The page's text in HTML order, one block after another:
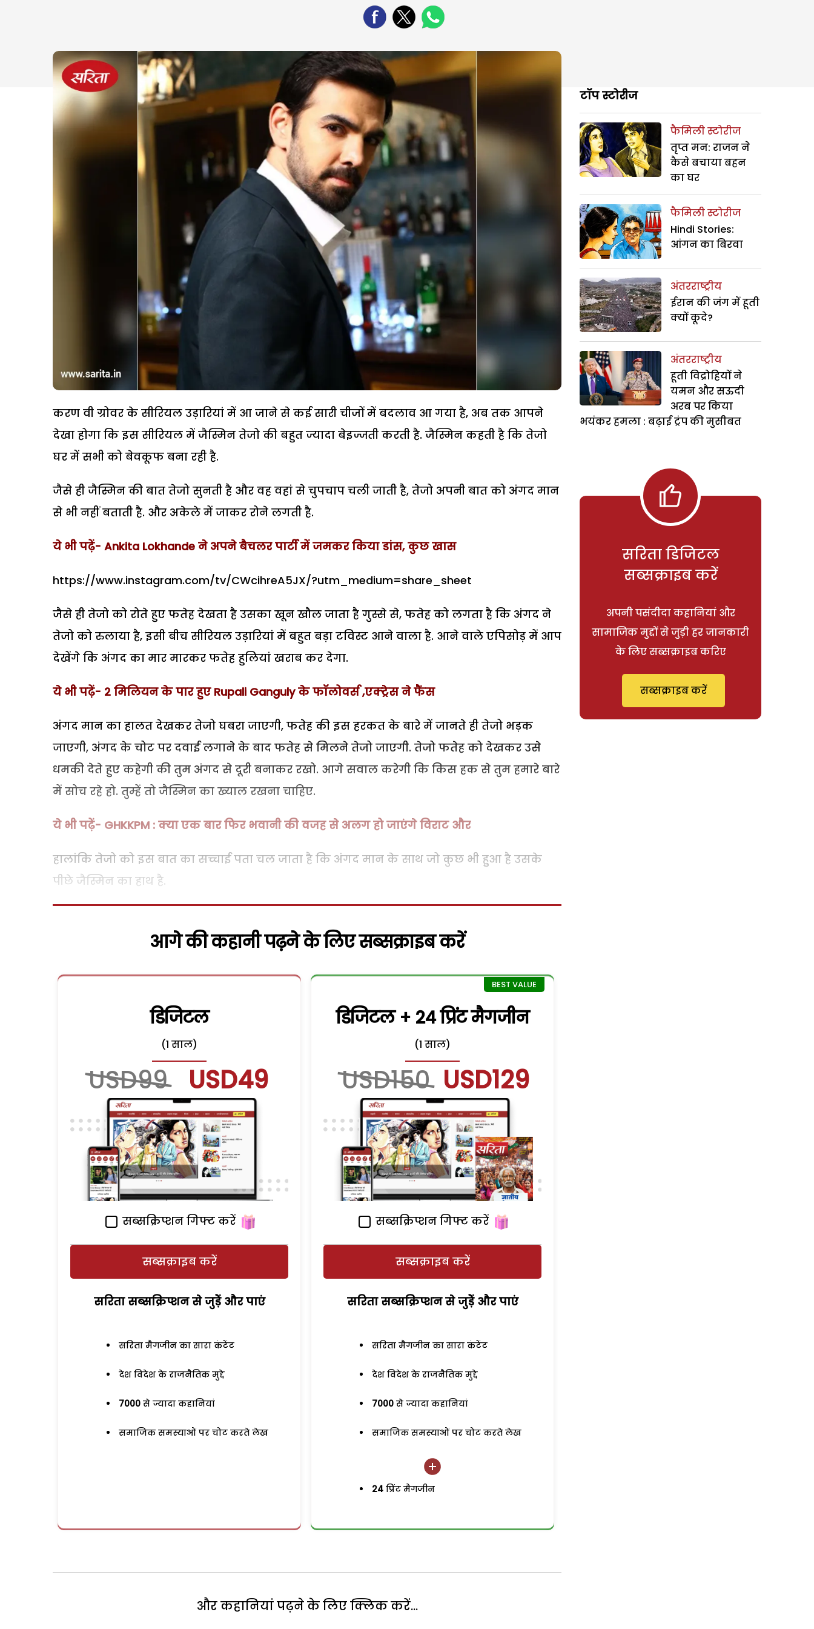
करण वी ग्रोवर के सीरियल उड़ारियां में आ जाने से कई सारी चीजों में बदलाव आ गया है, अब तक आपने
देखा होगा कि इस सीरियल में जैस्मिन तेजो की बहुत ज्यादा बेइज्जती करती है. जैस्मिन कहती है कि तेजो
घर में सभी को बेवकूफ बना रही है.
जैसे ही जैस्मिन की बात तेजो सुनती है और वह वहां से चुपचाप चली जाती है, तेजो अपनी बात को अंगद मान
से भी नहीं बताती है. और अकेले में जाकर रोने लगती है.
ये भी पढ़ें- Ankita Lokhande ने अपने बैचलर पार्टी में जमकर किया डांस, कुछ खास
https://www.instagram.com/tv/CWcihreA5JX/?utm_medium=share_sheet
जैसे ही तेजो को रोते हुए फतेह देखता है उसका खून खौल जाता है गुस्से से, फतेह को लगता है कि अंगद ने
तेजो को रुलाया है, इसी बीच सीरियल उड़ारियां में बहुत बड़ा टविस्ट आने वाला है. आने वाले एपिसोड़ में आप
देखेंगे कि अंगद का मार मारकर फतेह हुलियां खराब कर देगा.
ये भी पढ़ें- 2 मिलियन के पार हुए Rupali Ganguly के फॉलोवर्स ,एक्ट्रेस ने फैंस
अंगद मान का हालत देखकर तेजो घबरा जाएगी, फतेह की इस हरकत के बारे में जानते ही तेजो भड़क
जाएगी, अंगद के चोट पर दवाई लगाने के बाद फतेह से मिलने तेजो जाएगी. तेजो फतेह को देखकर उसे
धमकी देते हुए कहेगी की तुम अंगद से दूरी बनाकर रखो. आगे सवाल करेगी कि किस हक से तुम हमारे बारे
में सोच रहे हो. तुम्हें तो जैस्मिन का ख्याल रखना चाहिए.
ये भी पढ़ें- GHKKPM : क्या एक बार फिर भवानी की वजह से अलग हो जाएंगे विराट और
हालांकि तेजो को इस बात का सच्चाई पता चल जाता है कि अंगद मान के साथ जो कुछ भी हुुआ है उसके
पीछे जैस्मिन का हाथ है.
आगे की कहानी पढ़ने के लिए सब्सक्राइब करें
डिजिटल
(1 साल)
USD99 USD49
सब्सक्रिप्शन गिफ्ट करें
सब्सक्राइब करें
सरिता सब्सक्रिप्शन से जुड़ेें और पाएं
सरिता मैगजीन का सारा कंटेंट
देश विदेश के राजनैतिक मुद्दे
7000 से ज्यादा कहानियां
समाजिक समस्याओं पर चोट करते लेख
डिजिटल + 24 प्रिंट मैगजीन
(1 साल)
USD150 USD129
सब्सक्रिप्शन गिफ्ट करें
सब्सक्राइब करें
सरिता सब्सक्रिप्शन से जुड़ेें और पाएं
सरिता मैगजीन का सारा कंटेंट
देश विदेश के राजनैतिक मुद्दे
7000 से ज्यादा कहानियां
समाजिक समस्याओं पर चोट करते लेख
24 प्रिंट मैगजीन
और कहानियां पढ़ने के लिए क्लिक करें...
टॉप स्टोरीज
फैमिली स्टोरीज
तृप्त मन: राजन ने
कैसे बचाया बहन
का घर
फैमिली स्टोरीज
Hindi Stories:
आंगन का बिरवा
अंतरराष्ट्रीय
ईरान की जंग में हूती
क्यों कूदे?
अंतरराष्ट्रीय
हूती विद्रोहियों ने
यमन और सऊदी
अरब पर किया
भयंकर हमला : बढ़ाई ट्रंप की मुसीबत
सरिता डिजिटल
सब्सक्राइब करें
अपनी पसंदीदा कहानियां और
सामाजिक मुद्दों से जुड़ी हर जानकारी
के लिए सब्सक्राइब करिए
सब्सक्राइब करें